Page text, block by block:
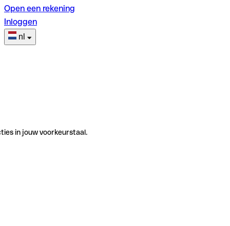
Open een rekening
Inloggen
nl
in jouw voorkeurstaal.